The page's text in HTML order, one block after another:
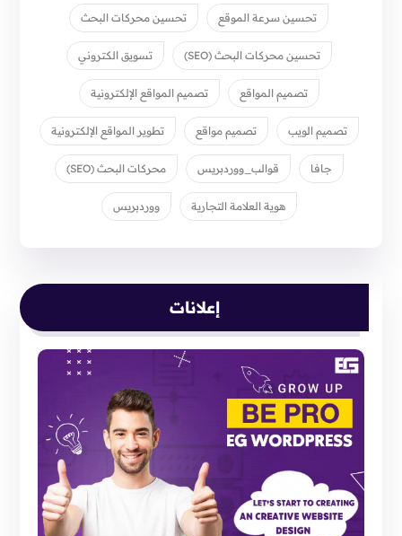
تحسين سرعة الموقع تحسين محركات البحث
تحسين محركات البحث (SEO) تسويق الكتروني
تصميم المواقع تصميم المواقع الإلكترونية
تصميم الويب تصميم مواقع تطوير المواقع الإلكترونية
جافا قوالب_ووردبريس محركات البحث (SEO)
هوية العلامة التجارية ووردبريس
إعلانات